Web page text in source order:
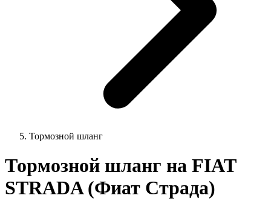
Тормозной шланг
Тормозной шланг на FIAT
STRADA (Фиат Страда)